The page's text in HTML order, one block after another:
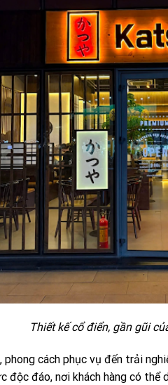
Thiết kế cổ điển, gần gũi
phong cách phục vụ đến trải
độc đáo, nơi khách hàng có